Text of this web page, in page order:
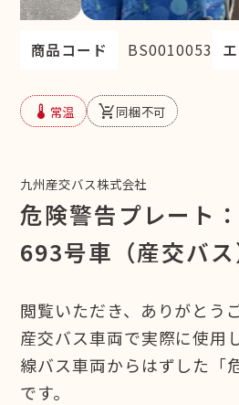
商品コード BS0010053
device_thermostat 常温 remove_shopping_cart同梱不可
九州産交バス株式会社
危険警告プレート
693号車（産交バス
閲覧いただき、ありがとう
産交バス車両で実際に使用
線バス車両からはずした「
です。